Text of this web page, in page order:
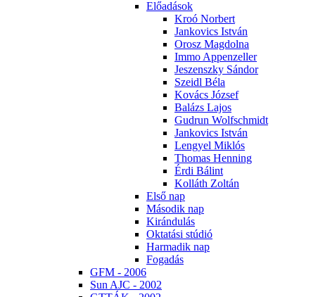
Elő­adá­sok
Kroó Nor­bert
Jan­ko­vics Ist­ván
Orosz Mag­dol­na
Im­mo Ap­pen­zel­ler
Je­szensz­ky Sán­dor
Szeidl Bé­la
Ko­vács Jó­zsef
Ba­lázs La­jos
Gud­run Wolfsch­midt
Jan­ko­vics Ist­ván
Len­gyel Mik­lós
Tho­mas Hen­ning
Ér­di Bá­lint
Kol­láth Zol­tán
El­ső nap
Má­so­dik nap
Ki­rán­du­lás
Ok­ta­tá­si stú­dió
Har­ma­dik nap
Fo­ga­dás
GFM - 2006
Sun AJC - 2002